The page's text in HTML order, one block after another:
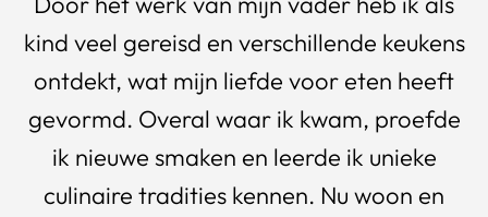
kind veel gereisd en verschillende keukens
ontdekt, wat mijn liefde voor eten heeft
gevormd. Overal waar ik kwam, proefde
ik nieuwe smaken en leerde ik unieke
culinaire tradities kennen. Nu woon en